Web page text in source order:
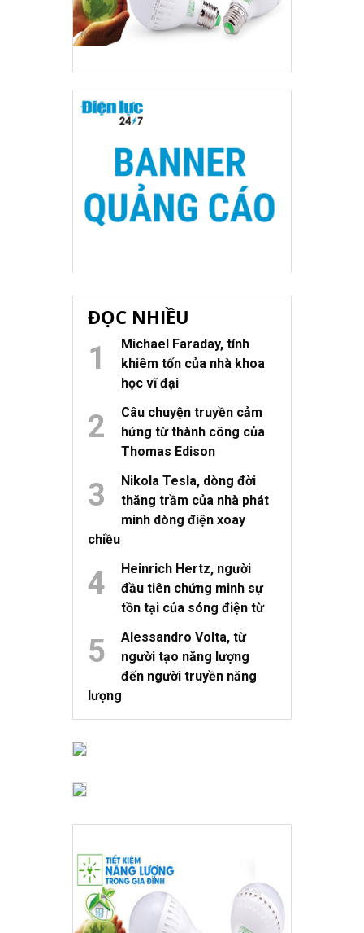
ĐỌC NHIỀU
Michael Faraday, tính
khiêm tốn của nhà khoa
học vĩ đại
Câu chuyện truyền cảm
hứng từ thành công của
Thomas Edison
Nikola Tesla, dòng đời
thăng trầm của nhà phát
minh dòng điện xoay
chiều
Heinrich Hertz, người
đầu tiên chứng minh sự
tồn tại của sóng điện từ
Alessandro Volta, từ
người tạo năng lượng
đến người truyền năng
lượng